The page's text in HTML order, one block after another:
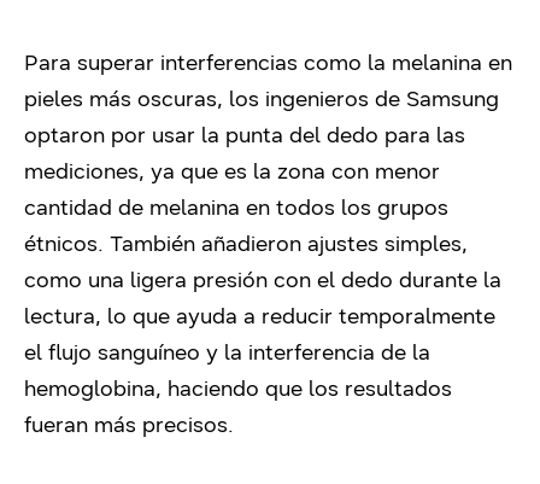
Para superar interferencias como la melanina en
pieles más oscuras, los ingenieros de Samsung
optaron por usar la punta del dedo para las
mediciones, ya que es la zona con menor
cantidad de melanina en todos los grupos
étnicos. También añadieron ajustes simples,
como una ligera presión con el dedo durante la
lectura, lo que ayuda a reducir temporalmente
el flujo sanguíneo y la interferencia de la
hemoglobina, haciendo que los resultados
fueran más precisos.